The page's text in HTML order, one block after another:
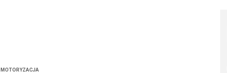
MOTORYZACJA